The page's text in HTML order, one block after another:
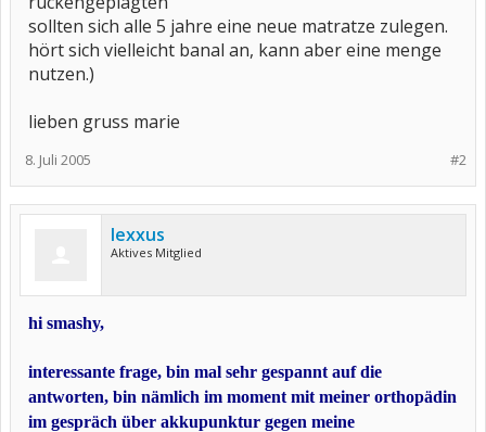
sollten sich alle 5 jahre eine neue matratze zulegen.
hört sich vielleicht banal an, kann aber eine menge
nutzen.)
lieben gruss marie
#2
8. Juli 2005
lexxus
Aktives Mitglied
hi smashy,
interessante frage, bin mal sehr gespannt auf die
antworten, bin nämlich im moment mit meiner orthopädin
im gespräch über akkupunktur gegen meine